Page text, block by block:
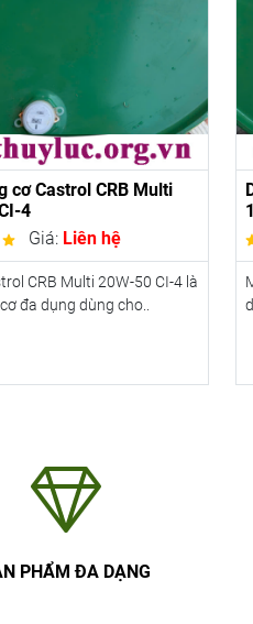
cơ Castrol CRB Multi
4
Giá: Liên hệ
CRB Multi 20W-50 CI-4 là
đa dụng dùng cho..
PHẨM ĐA DẠNG